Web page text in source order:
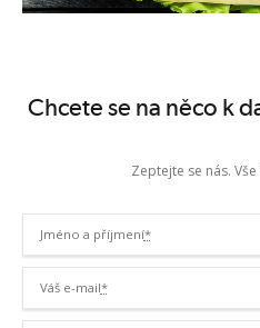
Chcete se na něco k
Zeptejte se nás.
Jméno a příjmení*
Váš e-mail*